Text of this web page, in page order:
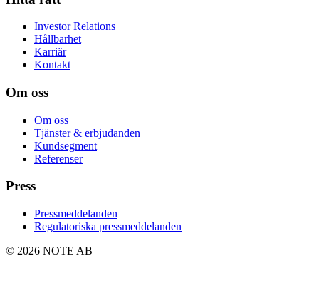
Investor Relations
Hållbarhet
Karriär
Kontakt
Om oss
Om oss
Tjänster & erbjudanden
Kundsegment
Referenser
Press
Pressmeddelanden
Regulatoriska pressmeddelanden
© 2026 NOTE AB